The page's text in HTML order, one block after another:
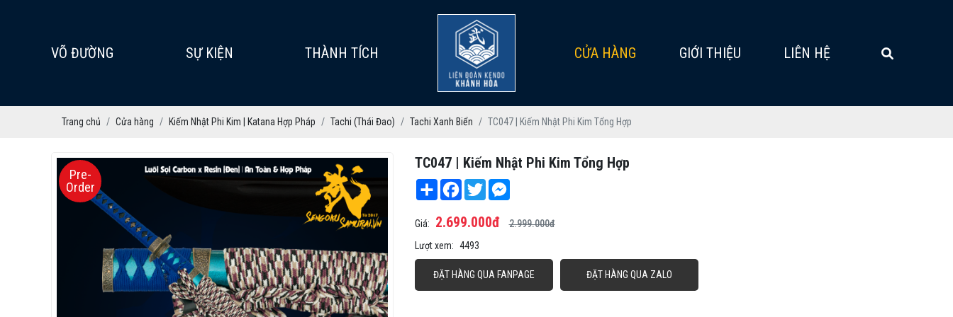
VÕ ĐƯỜNG SỰ KIỆN THÀNH TÍCH CỬA HÀNG GIỚI THIỆU LIÊN HỆ
Trang chủ Cửa hàng Kiếm Nhật Phi Kim | Katana Hợp Pháp Tachi (Thái Đao) Tachi Xanh Biển TC047 | Kiếm Nhật Phi Kim Tổng Hợp
Pre-
Order
TC047 | Kiếm Nhật Phi Kim Tổng Hợp
Share Facebook
TwitterMessenger
Giá: 2.699.000đ
2.999.000đ
Lượt xem: 4493
ĐẶT HÀNG QUA FANPAGE ĐẶT HÀNG QUA ZALO